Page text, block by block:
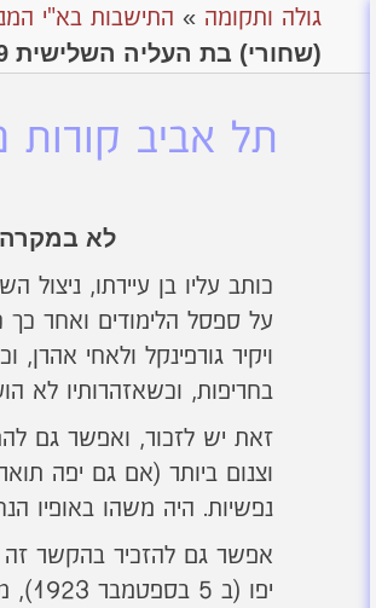
גולה ותקומה » התישבות בא"י
(שחורי) בת העליה השלישית 59א
תל אביב קורות
לא במקרה
על ספסל הלימודים ואחר כך
ויקיר גורפינקל ולאחי אהרן,
בחריפות, וכשאזהרותיו לא
זאת יש לזכור, ואפשר גם
נפשיות. היה משהו באופיו
אפשר גם להזכיר בהקשר זה